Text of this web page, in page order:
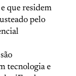
que residem
pelo
tecnologia e